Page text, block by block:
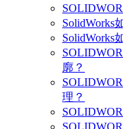
SolidWorks
SolidWorks
廓？
理？